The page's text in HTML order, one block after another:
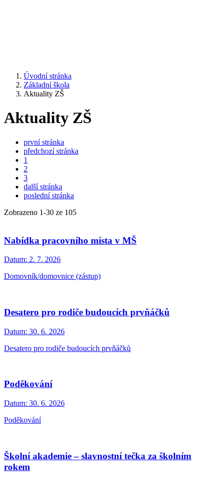
Úvodní stránka
Základní škola
Aktuality ZŠ
Aktuality ZŠ
první stránka
předchozí stránka
1
2
3
další stránka
poslední stránka
Zobrazeno 1-30 ze 105
Nabídka pracovního místa v MŠ
Datum: 2. 7. 2026
Domovník/domovnice (zástup)
Desatero pro rodiče budoucích prvňáčků
Datum: 30. 6. 2026
Desatero pro rodiče budoucích prvňáčků
Poděkování
Datum: 30. 6. 2026
Poděkování
Školní akademie – slavnostní tečka za školním
rokem